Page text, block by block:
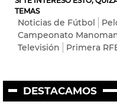
TEMAS
Noticias de Fútbol
Campeonato
Televisión
Primera
DESTACAMOS